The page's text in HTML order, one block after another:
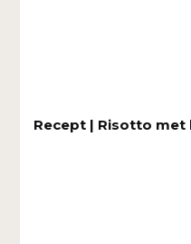
Recept | Risotto